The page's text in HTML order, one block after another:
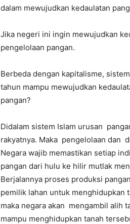
dalam mewujudkan kedaulatan
Jika negeri ini ingin mewujudkan
pengelolaan pangan.
Berbeda dengan kapitalisme,
tahun mampu mewujudkan
pangan?
Didalam sistem Islam urusan
rakyatnya. Maka pengelolaan dan
Negara wajib memastikan setiap
pangan dari hulu ke hilir mutlak
Berjalannya proses produksi
pemilik lahan untuk menghidupkan
maka negara akan mengambil alih
mampu menghidupkan tanah